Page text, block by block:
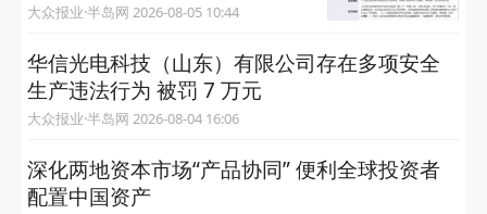
大众报业·半岛网 2026-08-05 10:44
华信光电科技（山东）有限公司存在多项安全
生产违法行为 被罚 7 万元
大众报业·半岛网 2026-08-04 16:06
深化两地资本市场“产品协同” 便利全球投资者
配置中国资产